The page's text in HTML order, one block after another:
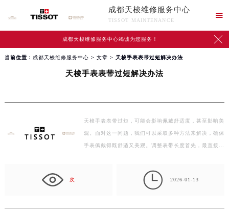
成都天梭维修服务中心
TISSOT MAINTENANCE

成都天梭维修服务中心竭诚为您服务！ 
当前位置： 成都天梭维修服务中心 > 文章 > 天梭手表表带过短解决办法
天梭手表表带过短解决办法
天梭手表表带过短，可能会影响佩戴舒适度，甚至影响美
观。面对这一问题，我们可以采取多种方法来解决，确保
手表佩戴得既舒适又美观。调整表带长度首先，最直接的
次  2026-01-13